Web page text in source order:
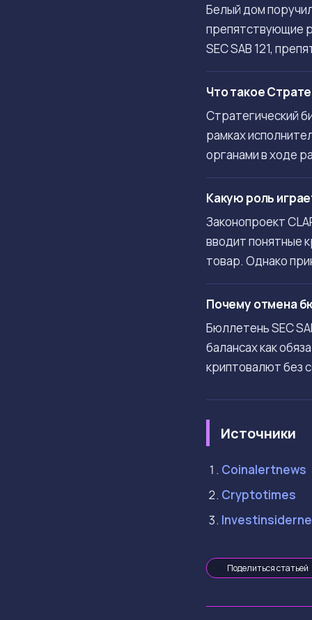
Белый дом
препятствующие
SEC SAB 121,
Что такое
Стратегический
рамках
органами в ходе
Какую роль
Законопроект
вводит понятные
товар. Однако
Почему отмена
Бюллетень SEC
балансах как
криптовалют без
Источники
Coinalertnews
Cryptotimes
Поделиться статьей